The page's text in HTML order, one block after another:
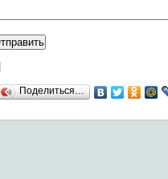
Поделиться…